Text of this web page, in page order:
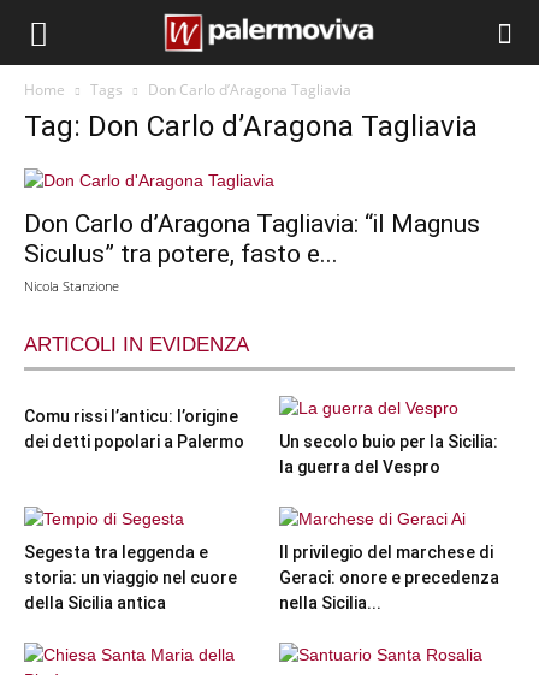
Home Tags Don Carlo d’Aragona Tagliavia
Tag: Don Carlo d’Aragona Tagliavia
Don Carlo d’Aragona Tagliavia: “il Magnus
Siculus” tra potere, fasto e...
Nicola Stanzione
ARTICOLI IN EVIDENZA
Comu rissi l’anticu: l’origine
dei detti popolari a Palermo
Un secolo buio per la Sicilia:
la guerra del Vespro
Segesta tra leggenda e
storia: un viaggio nel cuore
della Sicilia antica
Il privilegio del marchese di
Geraci: onore e precedenza
nella Sicilia...